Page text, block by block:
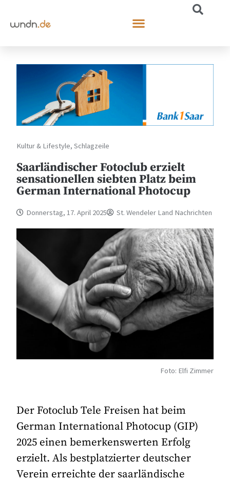
Kultur & Lifestyle,Schlagzeile
Saarländischer Fotoclub erzielt
sensationellen siebten Platz beim
German International Photocup
Donnerstag, 17. April 2025 St. Wendeler Land Nachrichten
Foto: Elfi Zimmer
Der Fotoclub Tele Freisen hat beim
German International Photocup (GIP)
2025 einen bemerkenswerten Erfolg
erzielt. Als bestplatzierter deutscher
Verein erreichte der saarländische